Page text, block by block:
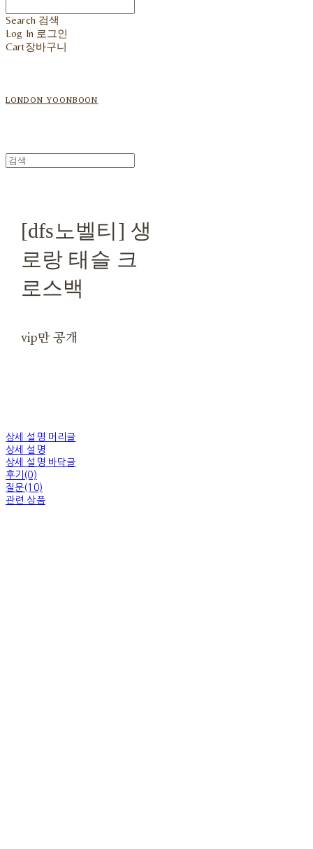
Search 검색
Log In 로그인
Cart장바구니
LONDON YOONBOON
[dfs노벨티] 생
로랑 태슬 크
로스백
vip만 공개
상세 설명 머리글
상세 설명
상세 설명 바닥글
후기(0)
질문(10)
관련 상품